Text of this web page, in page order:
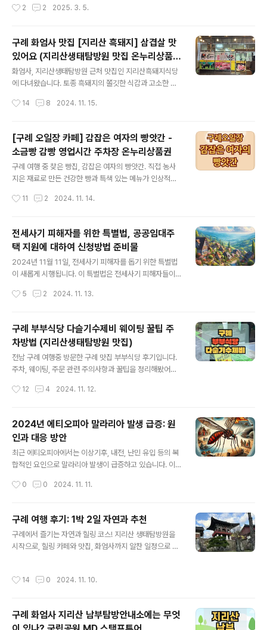
2T0이다. 2025년 3월 11일부터 증권앱에서 주식처럼
2 2 2025. 3. 5.
구례 화엄사 맛집 [지리산 흑돼지] 삼겹살 맛
있어요 (지리산생태탐방원 맛집 온누리상품
권)
화엄사, 지리산생태탐방원 근처 맛집인 지리산흑돼지식당
에 다녀왔습니다. 토종 흑돼지의 쫄깃한 식감과 고소한 맛
욱 알뜰하게 즐길 수 있어요. 아이와 함께 가기에도 좋아 가
식사할 곳을 생각하다가 입구쪽에 있는 지리산흑돼지식당
에 들어갔다. 토종흑돼지를 먹을 수 있는 지리산흑돼지 식
당.화엄사 올라가는길 초입에 있다.지리산생태탐방원 길
건너에 있어서 화엄사나 생태탐방원을 이용하고 가기에 좋
아보였다. 구례군 마산면 화엄사로 381매일 11:00 ~ 21:
목살 17,000원, 된장찌개 3,000원, 공기밥 1,000원 삼겹
14 8 2024. 11. 15.
[구례 오일장 카페] 감잡은 여자의 빵앗간 -
소금빵 감빵 영업시간 주차장 온누리상품권
구례 여행 중 찾은 빵집, 감잡은 여자의 빵앗간. 직접 농사
지은 재료로 만든 건강한 빵과 특색 있는 메뉴가 인상적이
샌드위치, 샐러드 소금빵, 슬기로운 감빵 등 다양한 메뉴와
여자의 빵앗간구례여행 둘째날, 아침에 부부식당에 가서
번호표를 받고 1시간 정도 시간이 남아 구례오일장 안에 있
는 이라는 카페에 갔다. " data-ke-type="html">HTM
L 삽입미리보기할 수 없는 소스 빵앗간 영업시간 감 잡은
여자의 빵앗간은 장날과 주말에만 영업한다. ✅ 구례오일
준으로 영업한다.✅ 장날 8:00 ~ 18:00✅ 주말 12:00 ~
11 2 2024. 11. 14.
전세사기 피해자를 위한 특별법, 공공임대주
택 지원에 대하여 신청방법 준비물
2024년 11월 11일, 전세사기 피해자를 돕기 위한 특별법
이 새롭게 시행됩니다. 이 특별법은 전세사기 피해자들이
원 방안을 마련하고 있습니다. 이번 글에서는 특별법의 주
는 어려움은 주거 불안정과 경제적 손실로 이어져 사회적
문제로 확대되고 있습니다. 전세사기 피해를 입은 이들이
다시금 안정된 생활을 할 수 있도록 돕는 이번 특별법은 다
음과 같은 지원을 제공합니다.1. 전세사기 피해자 전용 공공
임대주택에서 최대 10년 동안 임대료 부담 없이 거주할 수
5 2 2024. 11. 13.
구례 부부식당 다슬기수제비 웨이팅 꿀팁 주
차방법 (지리산생태탐방원 맛집)
전남 구례 여행중 방문한 구례 맛집 부부식당 후기입니다.
주차, 웨이팅, 주문 관련 주의사항과 꿀팁을 정리해봤어
0🟢 영업: 11시 ~ 오후2시🟢 휴무: 매주 월요일 구례 부
식당이다.오전 11시부터 오후 2시까지 점심에만 영업을 하
는 것도 특이하다. " data-ke-type="html">HTML 삽
입미리보기할 수 없는 소스 1. 주차일단 부부식당에는 전
용 주차장이 없다.남색으로 표시된 곳에 주차할 수 있다.(주
말 기준)가장 가까운 곳은 구례교육지원청 주변이다.구례
도 주차장이 있는 편이다. 2. 부부식당 웨이팅구례 부부식
12 4 2024. 11. 12.
2024년 에티오피아 말라리아 발생 급증: 원
인과 대응 방안
최근 에티오피아에서는 이상기후, 내전, 난민 유입 등의 복
합적인 요인으로 말라리아 발생이 급증하고 있습니다. 이
도 1,157명 이상으로 보고되었습니다. 이 글에서는 현재 에
건당국의 대응 방안에 대해 자세히 알아보겠습니다.2024
년 에티오피아 말라리아 발생 현황누적 환자 및 사망자 수
2024년 42주 차(10월 20일) 기준, 에티오피아에서는 총
730만 명 이상의 말라리아 환자가 발생하였으며, 이 중 1,1
이에 주로 발생하나, 이번에는 유행 기간이 아닌 시기에도
0 0 2024. 11. 11.
구례 여행 후기: 1박 2일 자연과 추천
구례에서 즐기는 자연과 힐링 코스! 지리산 생태탐방원을
시작으로, 힐링 카페와 맛집, 화엄사까지 알찬 일정으로 다
방원구례 여행의 첫날은 지리산 생태탐방원에서 시작했습
합니다. 숲길을 걸으며 맑은 공기를 마시고, 안내 센터에서
14 0 2024. 11. 10.
구례 화엄사 지리산 남부탐방안내소에는 무엇